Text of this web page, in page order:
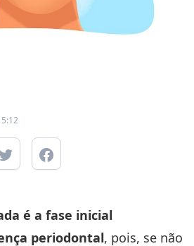
é a fase inicial
periodontal, pois, se não